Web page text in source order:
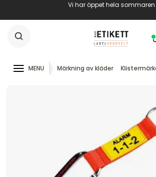
Vi har öppet hela sommaren
MENU Märkning av kläder